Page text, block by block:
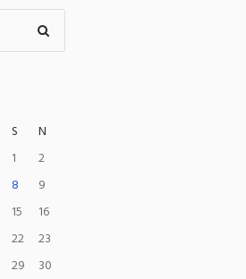
S
N
1
2
8
9
15
16
22
23
29
30